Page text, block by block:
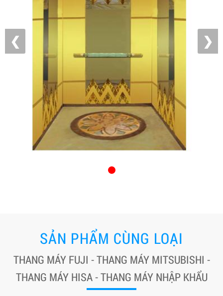
❮ ❯
SẢN PHẨM CÙNG LOẠI
THANG MÁY FUJI - THANG MÁY MITSUBISHI -
THANG MÁY HISA - THANG MÁY NHẬP KHẨU